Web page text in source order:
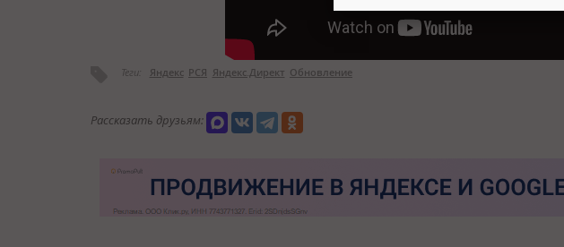
Теги: Яндекс РСЯ Яндекс.Директ Обновление
Рассказать друзьям: